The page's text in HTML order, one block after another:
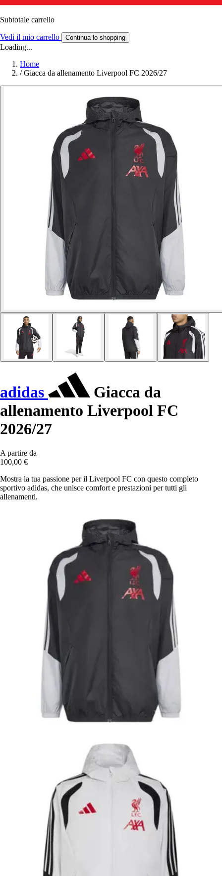
Subtotale carrello
Vedi il mio carrello Continua lo shopping
Loading...
Home
/ Giacca da allenamento Liverpool FC 2026/27
adidas
Giacca da
allenamento Liverpool FC
2026/27
A partire da
100,00 €
Mostra la tua passione per il Liverpool FC con questo completo
sportivo adidas, che unisce comfort e prestazioni per tutti gli
allenamenti.